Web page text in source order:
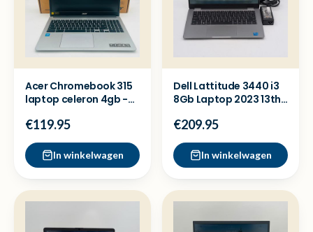
Acer Chromebook 315
laptop celeron 4gb -
€119.95
In winkelwagen
Dell Lattitude 3440 i3
8Gb Laptop 2023 13th
€209.95
In winkelwagen